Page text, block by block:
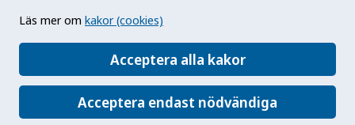
Läs mer om kakor (cookies)
Acceptera alla kakor
Acceptera endast nödvändiga
främja hälsa, förebygga ohälsa och skydda mot
hälsohot. Vår vision är en folkhälsa som stärker
samhällets utveckling.